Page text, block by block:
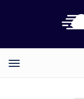
Categories